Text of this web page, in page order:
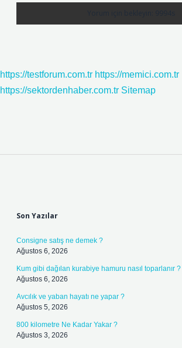
https://testforum.com.tr https://memici.com.tr
https://sektordenhaber.com.tr Sitemap
Son Yazılar
Consigne satış ne demek ?
Ağustos 6, 2026
Kum gibi dağılan kurabiye hamuru nasıl toparlanır ?
Ağustos 6, 2026
Avcılık ve yaban hayatı ne yapar ?
Ağustos 5, 2026
800 kilometre Ne Kadar Yakar ?
Ağustos 3, 2026